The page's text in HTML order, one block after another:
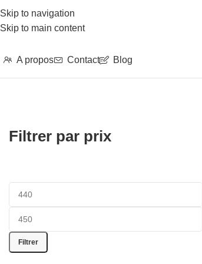
Skip to navigation
Skip to main content
A propos Contact Blog
Filtrer par prix
Filtrer